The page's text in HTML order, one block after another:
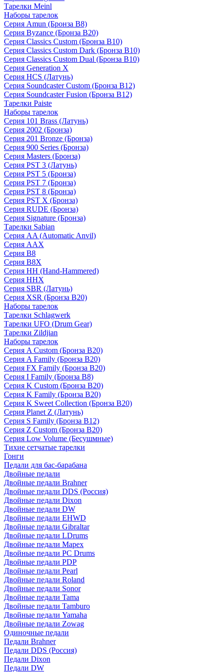
Тарелки Meinl
Наборы тарелок
Серия Amun (Бронза B8)
Серия Byzance (Бронза B20)
Серия Classics Custom (Бронза B10)
Серия Classics Custom Dark (Бронза B10)
Серия Classics Custom Dual (Бронза B10)
Серия Generation X
Серия HCS (Латунь)
Серия Soundcaster Custom (Бронза B12)
Серия Soundcaster Fusion (Бронза B12)
Тарелки Paiste
Наборы тарелок
Серия 101 Brass (Латунь)
Серия 2002 (Бронза)
Серия 201 Bronze (Бронза)
Серия 900 Series (Бронза)
Серия Masters (Бронза)
Серия PST 3 (Латунь)
Серия PST 5 (Бронза)
Серия PST 7 (Бронза)
Серия PST 8 (Бронза)
Серия PST X (Бронза)
Серия RUDE (Бронза)
Серия Signature (Бронза)
Тарелки Sabian
Серия AA (Automatic Anvil)
Серия AAX
Серия B8
Серия B8X
Серия HH (Hand-Hammered)
Серия HHX
Серия SBR (Латунь)
Серия XSR (Бронза B20)
Наборы тарелок
Тарелки Schlagwerk
Тарелки UFO (Drum Gear)
Тарелки Zildjian
Наборы тарелок
Серия A Custom (Бронза B20)
Серия A Family (Бронза B20)
Серия FX Family (Бронза B20)
Серия I Family (Бронза B8)
Серия K Custom (Бронза B20)
Серия K Family (Бронза B20)
Серия K Sweet Collection (Бронза B20)
Серия Planet Z (Латунь)
Серия S Family (Бронза B12)
Серия Z Custom (Бронза B20)
Серия Low Volume (Бесушмные)
Тихие сетчатые тарелки
Гонги
Педали для бас-барабана
Двойные педали
Двойные педали Brahner
Двойные педали DDS (Россия)
Двойные педали Dixon
Двойные педали DW
Двойные педали EHWD
Двойные педали Gibraltar
Двойные педали LDrums
Двойные педали Mapex
Двойные педали PC Drums
Двойные педали PDP
Двойные педали Pearl
Двойные педали Roland
Двойные педали Sonor
Двойные педали Tama
Двойные педали Tamburo
Двойные педали Yamaha
Двойные педали Zowag
Одиночные педали
Педали Brahner
Педали DDS (Россия)
Педали Dixon
Педали DW